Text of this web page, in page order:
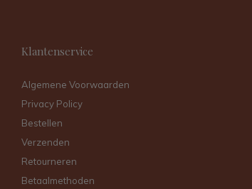
Klantenservice
Algemene Voorwaarden
Privacy Policy
Bestellen
Verzenden
Retourneren
Betaalmethoden